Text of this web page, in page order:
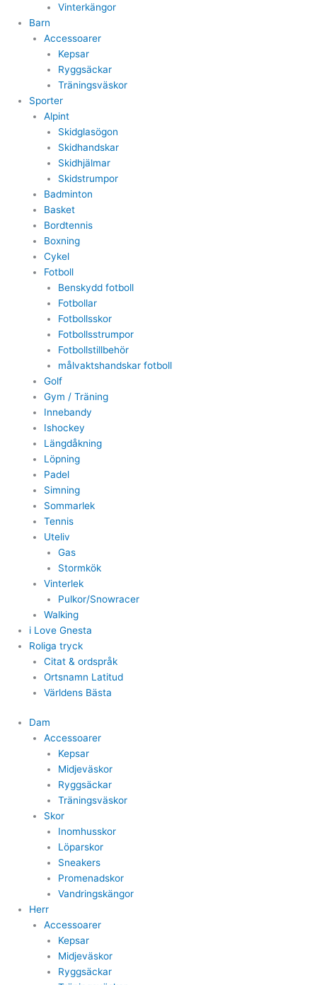
Vinterkängor
Barn
Accessoarer
Kepsar
Ryggsäckar
Träningsväskor
Sporter
Alpint
Skidglasögon
Skidhandskar
Skidhjälmar
Skidstrumpor
Badminton
Basket
Bordtennis
Boxning
Cykel
Fotboll
Benskydd fotboll
Fotbollar
Fotbollsskor
Fotbollsstrumpor
Fotbollstillbehör
målvaktshandskar fotboll
Golf
Gym / Träning
Innebandy
Ishockey
Längdåkning
Löpning
Padel
Simning
Sommarlek
Tennis
Uteliv
Gas
Stormkök
Vinterlek
Pulkor/Snowracer
Walking
i Love Gnesta
Roliga tryck
Citat & ordspråk
Ortsnamn Latitud
Världens Bästa
Dam
Accessoarer
Kepsar
Midjeväskor
Ryggsäckar
Träningsväskor
Skor
Inomhusskor
Löparskor
Sneakers
Promenadskor
Vandringskängor
Herr
Accessoarer
Kepsar
Midjeväskor
Ryggsäckar